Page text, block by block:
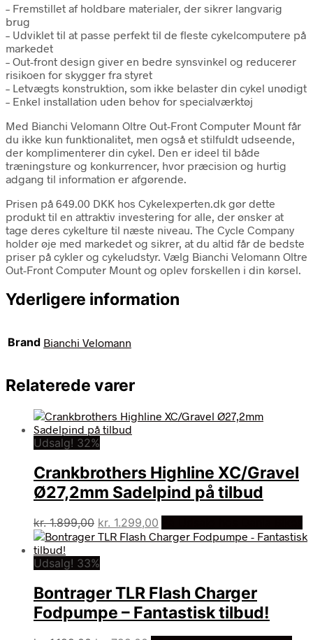
– Fremstillet af holdbare materialer, der sikrer langvarig
brug
– Udviklet til at passe perfekt til de fleste cykelcomputere på
markedet
– Out-front design giver en bedre synsvinkel og reducerer
risikoen for skygger fra styret
– Letvægts konstruktion, som ikke belaster din cykel unødigt
– Enkel installation uden behov for specialværktøj
Med Bianchi Velomann Oltre Out-Front Computer Mount får
du ikke kun funktionalitet, men også et stilfuldt udseende,
der komplimenterer din cykel. Den er ideel til både
træningsture og konkurrencer, hvor præcision og hurtig
adgang til information er afgørende.
Prisen på 649.00 DKK hos Cykelexperten.dk gør dette
produkt til en attraktiv investering for alle, der ønsker at
tage deres cykelture til næste niveau. The Cycle Company
holder øje med markedet og sikrer, at du altid får de bedste
priser på cykler og cykeludstyr. Vælg Bianchi Velomann Oltre
Out-Front Computer Mount og oplev forskellen i din kørsel.
Yderligere information
Brand Bianchi Velomann
Relaterede varer
Udsalg! 32%
Crankbrothers Highline XC/Gravel
Ø27,2mm Sadelpind på tilbud
kr.1.899,00 Den
oprindelige
var:
kr. 1.299,00
aktuelle
Udsalg! 33%
Bontrager TLR Flash Charger
Fodpumpe – Fantastisk tilbud!